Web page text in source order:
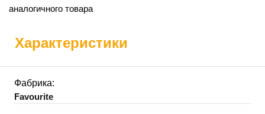
аналогичного товара
Характеристики
Фабрика:
Favourite